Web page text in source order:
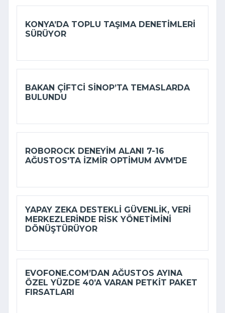
KONYA’DA TOPLU TAŞIMA DENETIMLERI
SÜRÜYOR
BAKAN ÇIFTCI SINOP’TA TEMASLARDA
BULUNDU
ROBOROCK DENEYIM ALANI 7-16
AĞUSTOS'TA İZMIR OPTIMUM AVM'DE
YAPAY ZEKA DESTEKLI GÜVENLIK, VERI
MERKEZLERINDE RISK YÖNETIMINI
DÖNÜŞTÜRÜYOR
EVOFONE.COM’DAN AĞUSTOS AYINA
ÖZEL YÜZDE 40’A VARAN PETKIT PAKET
FIRSATLARI